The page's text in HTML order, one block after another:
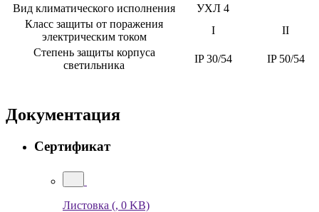
Вид климатического исполнения
УХЛ 4
Класс защиты от поражения
электрическим током
I
II
Степень защиты корпуса
светильника
IP 30/54 IP 50/54
Документация
Сертификат
Листовка (, 0 KB)